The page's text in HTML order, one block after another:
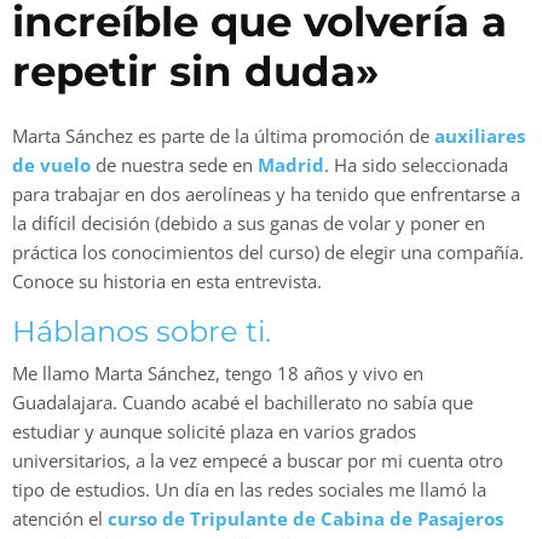
increíble que volvería a
repetir sin duda»
Marta Sánchez es parte de la última promoción de auxiliares
de vuelo de nuestra sede en Madrid. Ha sido seleccionada
para trabajar en dos aerolíneas y ha tenido que enfrentarse a
la difícil decisión (debido a sus ganas de volar y poner en
práctica los conocimientos del curso) de elegir una compañía.
Conoce su historia en esta entrevista.
Háblanos sobre ti.
Me llamo Marta Sánchez, tengo 18 años y vivo en
Guadalajara. Cuando acabé el bachillerato no sabía que
estudiar y aunque solicité plaza en varios grados
universitarios, a la vez empecé a buscar por mi cuenta otro
tipo de estudios. Un día en las redes sociales me llamó la
atención el curso de Tripulante de Cabina de Pasajeros